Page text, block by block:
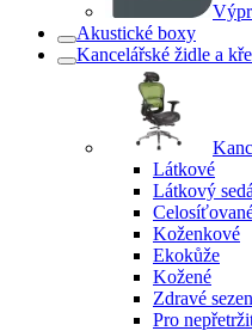
Akustické boxy
Kancelářské židle a
Látkové
Látkový
Koženkové
Ekokůže
Kožené
Zdravé
Pro